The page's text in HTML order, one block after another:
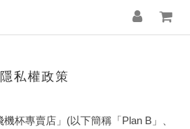
隱私權政策
機杯專賣店 」 (以下簡稱「Plan B」、